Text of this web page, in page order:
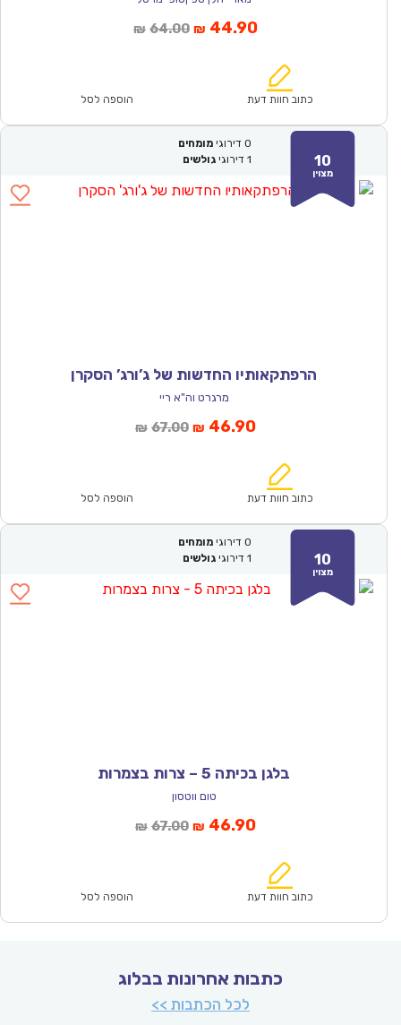
₪ 64.00המחיר
₪64.00.
₪ 44.90
כתוב חוות דעת הוספה לסל
דירוגימומחים
גולשים
הרפתקאותיו החדשות של ג’ורג’ הסקרן
מרגרט וה"א ריי
₪ 67.00המחיר
₪67.00.
₪ 46.90
הוא:
כתוב חוות דעת הוספה לסל
דירוגימומחים
גולשים
בלגן בכיתה 5 – צרות בצמרות
טום ווטסון
₪ 67.00המחיר
₪67.00.
₪ 46.90
הוא:
כתוב חוות דעת הוספה לסל
כתבות אחרונות בבלוג
לכל הכתבות >>